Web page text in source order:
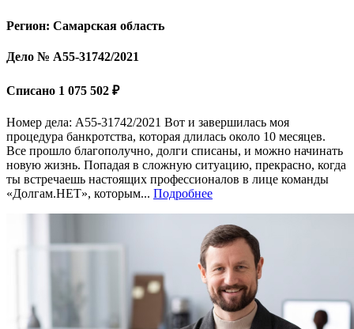
Регион: Самарская область
Дело № А55-31742/2021
Списано 1 075 502 ₽
Номер дела: А55-31742/2021 Вот и завершилась моя
процедура банкротства, которая длилась около 10 месяцев.
Все прошло благополучно, долги списаны, и можно начинать
новую жизнь. Попадая в сложную ситуацию, прекрасно, когда
ты встречаешь настоящих профессионалов в лице команды
«Долгам.НЕТ», которым... Подробнее